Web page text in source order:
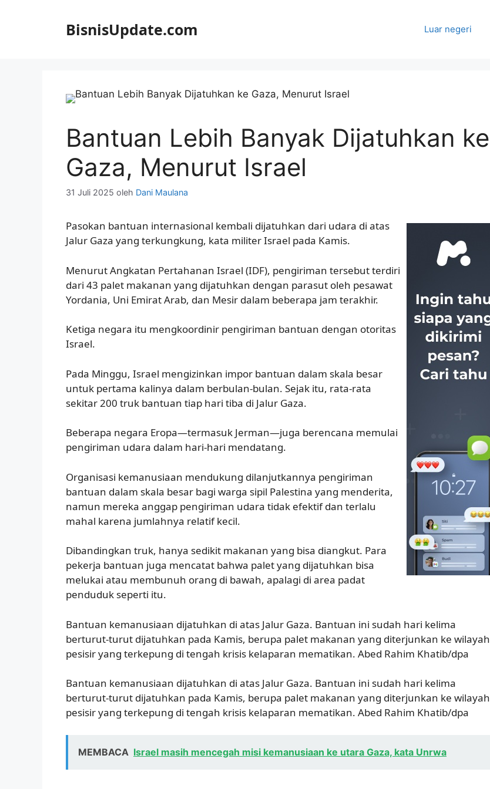
BisnisUpdate.com Luar negeri
Bantuan Lebih Banyak Dijatuhkan ke
Gaza, Menurut Israel
31 Juli 2025 oleh Dani Maulana
Pasokan bantuan internasional kembali dijatuhkan dari udara di atas
Jalur Gaza yang terkungkung, kata militer Israel pada Kamis.
Menurut Angkatan Pertahanan Israel (IDF), pengiriman tersebut terdiri
dari 43 palet makanan yang dijatuhkan dengan parasut oleh pesawat
Yordania, Uni Emirat Arab, dan Mesir dalam beberapa jam terakhir.
Ketiga negara itu mengkoordinir pengiriman bantuan dengan otoritas
Israel.
Pada Minggu, Israel mengizinkan impor bantuan dalam skala besar
untuk pertama kalinya dalam berbulan-bulan. Sejak itu, rata-rata
sekitar 200 truk bantuan tiap hari tiba di Jalur Gaza.
Beberapa negara Eropa—termasuk Jerman—juga berencana memulai
pengiriman udara dalam hari-hari mendatang.
Organisasi kemanusiaan mendukung dilanjutkannya pengiriman
bantuan dalam skala besar bagi warga sipil Palestina yang menderita,
namun mereka anggap pengiriman udara tidak efektif dan terlalu
mahal karena jumlahnya relatif kecil.
Dibandingkan truk, hanya sedikit makanan yang bisa diangkut. Para
pekerja bantuan juga mencatat bahwa palet yang dijatuhkan bisa
melukai atau membunuh orang di bawah, apalagi di area padat
penduduk seperti itu.
Bantuan kemanusiaan dijatuhkan di atas Jalur Gaza. Bantuan ini sudah hari kelima
berturut-turut dijatuhkan pada Kamis, berupa palet makanan yang diterjunkan ke wilayah
pesisir yang terkepung di tengah krisis kelaparan mematikan. Abed Rahim Khatib/dpa
Bantuan kemanusiaan dijatuhkan di atas Jalur Gaza. Bantuan ini sudah hari kelima
berturut-turut dijatuhkan pada Kamis, berupa palet makanan yang diterjunkan ke wilayah
pesisir yang terkepung di tengah krisis kelaparan mematikan. Abed Rahim Khatib/dpa
MEMBACA Israel masih mencegah misi kemanusiaan ke utara Gaza, kata Unrwa